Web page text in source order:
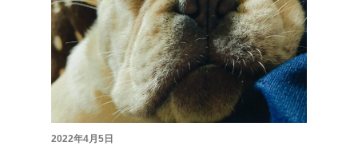
2022年4月5日